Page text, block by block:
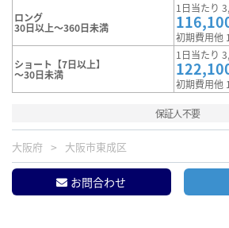
ロング
30日以上～360日未満
1日当たり
初期費用他
ショート【7日以上】
～30日未満
1日当たり
初期費用他
保証人不要
大阪府 大阪市東成区
お問合わせ